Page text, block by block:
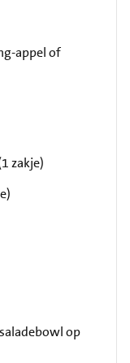
appel of
zakje)
op